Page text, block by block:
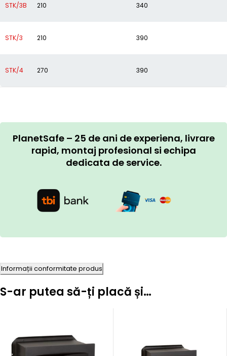
STK/3B 210 340
STK/3 210 390
STK/4 270 390
PlanetSafe – 25 de ani de experiena, livrare
rapid, montaj profesional si echipa
dedicata de service.
Informații conformitate produs
S-ar putea să-ți placă și…